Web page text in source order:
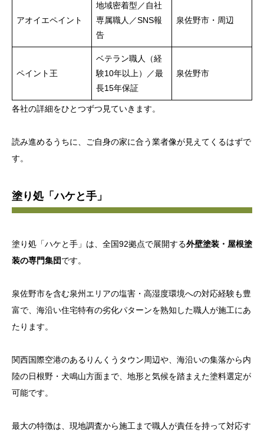
アオイエペイント
地域密着型／自社
専属職人／SNS報
告
泉佐野市・周辺
ペイント王
ベテラン職人（経
験10年以上）／最
長15年保証
泉佐野市
各社の詳細をひとつずつ見ていきます。
読み進めるうちに、ご自身の家に合う業者像が見えてくるはずで
す。
塗り処「ハケと手」
塗り処「ハケと手」は、全国92拠点で展開する外壁塗装・屋根塗
装の専門集団です。
泉佐野市を含む泉州エリアの塩害・高湿度環境への対応経験も豊
富で、海沿い住宅特有の劣化パターンを熟知した職人が施工にあ
たります。
関西国際空港のあるりんくうタウン周辺や、海沿いの集落から内
陸の日根野・犬鳴山方面まで、地形と気候を踏まえた塗料選定が
可能です。
最大の特徴は、現地調査から施工まで職人が責任を持って対応す